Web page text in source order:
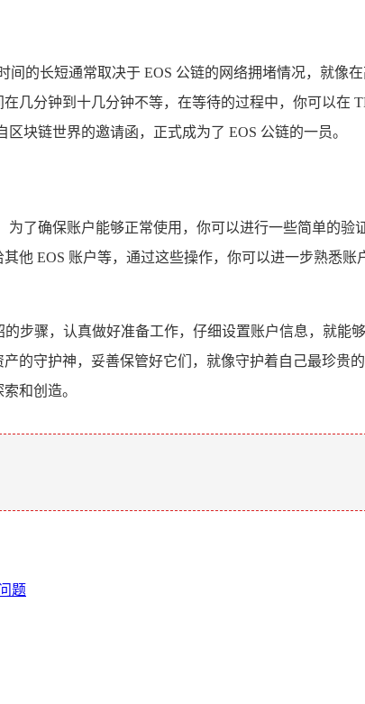
的长短通常取决于 EOS 公链的网络拥堵情况，就像
几分钟到十几分钟不等，在等待的过程中，你可以在
块链世界的邀请函，正式成为了 EOS 公链的一员。
了确保账户能够正常使用，你可以进行一些简单的
他 EOS 账户等，通过这些操作，你可以进一步熟悉
步骤，认真做好准备工作，仔细设置账户信息，就能
的守护神，妥善保管好它们，就像守护着自己最珍贵
和创造。
题